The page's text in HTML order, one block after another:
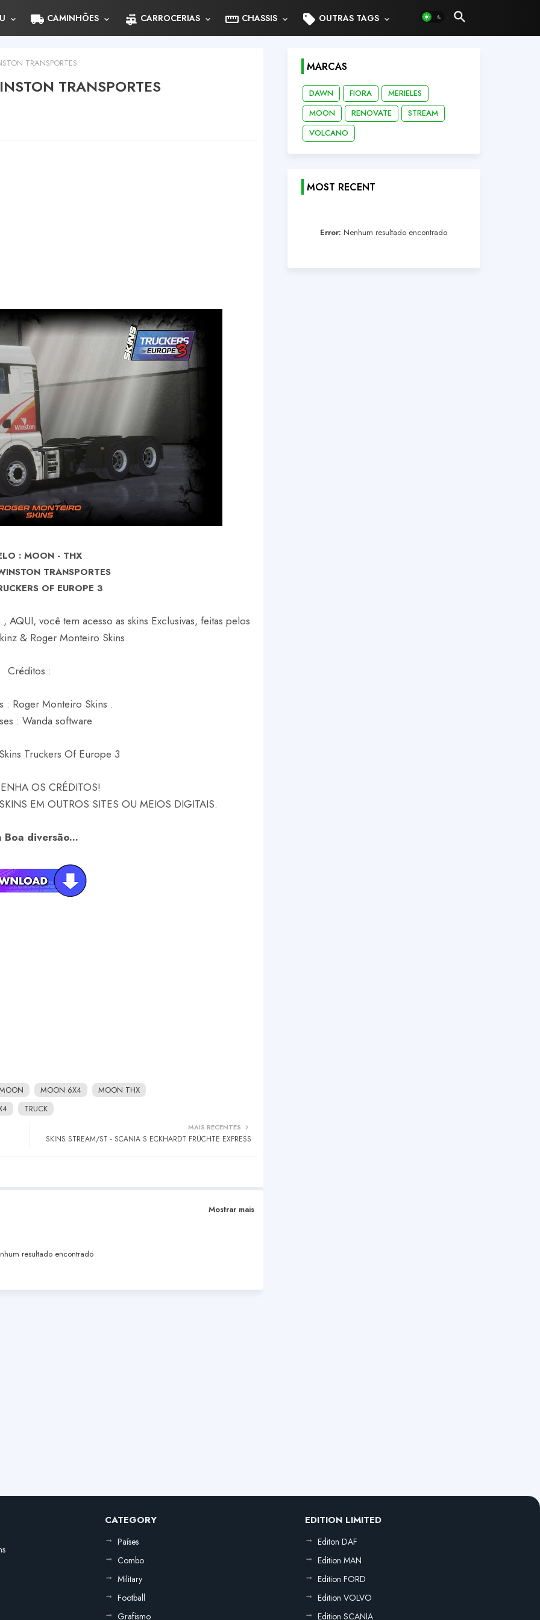
local_shipping CAMINHÕES rv_hookup CARROCERIAS straighten CHASSIS sell OUTRAS TAGS
TRANSPORTES
TRANSPORTES
: MOON - THX
TRANSPORTES
OF EUROPE 3
você tem acesso as skins Exclusivas, feitas pelos
& Roger Monteiro Skins.
Créditos :
: Roger Monteiro Skins .
: Wanda software
Truckers Of Europe 3
OS CRÉDITOS!
EM OUTROS SITES OU MEIOS DIGITAIS.
Boa diversão...
MOON 6X4
MOON THX
TRUCK
MAIS RECENTES
SKINS STREAM/ST - SCANIA S ECKHARDT FRÜCHTE EXPRESS
Mostrar mais
resultado encontrado
MARCAS
DAWN FIORA
MERIELES
MOON
RENOVATE
STREAM
VOLCANO
MOST RECENT
Error: Nenhum resultado encontrado
CATEGORY
Países
Combo
Military
Football
Grafismo
EDITION LIMITED
Editon DAF
Edition MAN
Edition FORD
Edition VOLVO
Edition SCANIA